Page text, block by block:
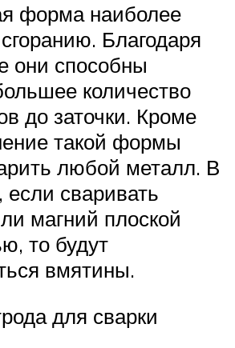
форма наиболее
Благодаря
они способны
количество
до заточки. Кроме
такой формы
любой металл. В
сваривать
магний плоской
то будут
вмятины.
для сварки